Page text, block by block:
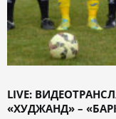
LIVE:
«ХУДЖАНД» –